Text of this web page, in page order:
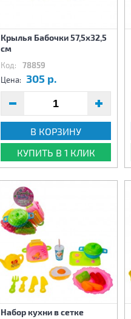
Крылья Бабочки 57,5х32,5
см
Код: 78859
Цена: 305 р.
В КОРЗИНУ
КУПИТЬ В 1 КЛИК
Набор кухни в сетке